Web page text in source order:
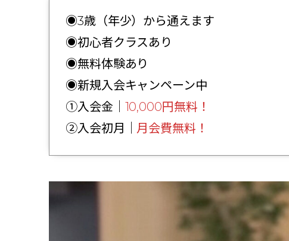
◉3歳（年少）から通えます
◉初心者クラスあり
◉無料体験あり
◉新規入会キャンペーン中
①入会金｜ 10,000円無料！
②入会初月｜ 月会費無料！